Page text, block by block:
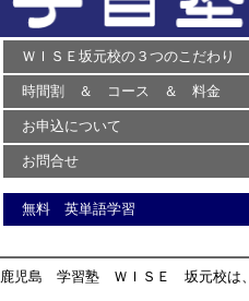
ＷＩＳＥ坂元校の３つのこだわり
時間割 ＆ コース ＆ 料金
お申込について
お問合せ
無料 英単語学習
鹿児島 学習塾 ＷＩＳＥ 坂元校は、